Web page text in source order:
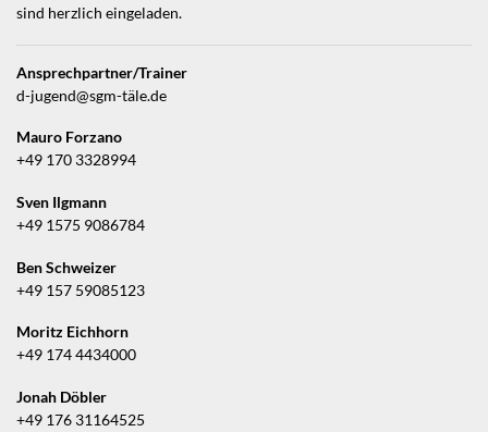
sind herzlich eingeladen.
Ansprechpartner/Trainer
d-jugend@sgm-täle.de
Mauro Forzano
+49 170 3328994
Sven Ilgmann
+49 1575 9086784
Ben Schweizer
+49 157 59085123
Moritz Eichhorn
+49 174 4434000
Jonah Döbler
+49 176 31164525